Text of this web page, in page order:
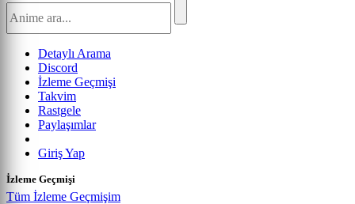
Detaylı Arama
Discord
İzleme Geçmişi
Takvim
Rastgele
Paylaşımlar
Giriş Yap
İzleme Geçmişi
Tüm İzleme Geçmişim